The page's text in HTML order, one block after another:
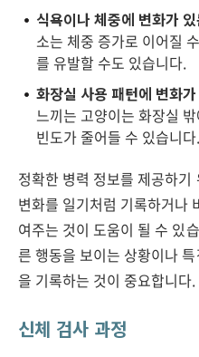
식욕이나 체중에 변화가
소는 체중 증가로 이어질
를 유발할 수도 있습니다.
화장실 사용 패턴에 변화
느끼는 고양이는 화장실
빈도가 줄어들 수 있습니다.
정확한 병력 정보를 제공하
변화를 일기처럼 기록하거나
여주는 것이 도움이 될 수 있
른 행동을 보이는 상황이나
을 기록하는 것이 중요합니다.
신체 검사 과정